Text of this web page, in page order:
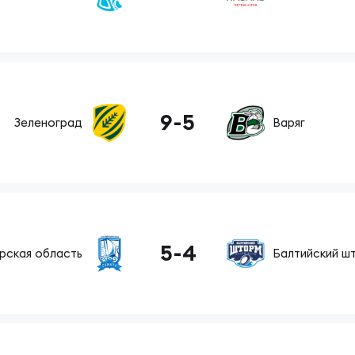
соревнования U16
Зеленоград 9-5 Варяг
область 5-4 Балтийский